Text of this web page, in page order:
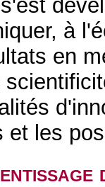
à
en
et les